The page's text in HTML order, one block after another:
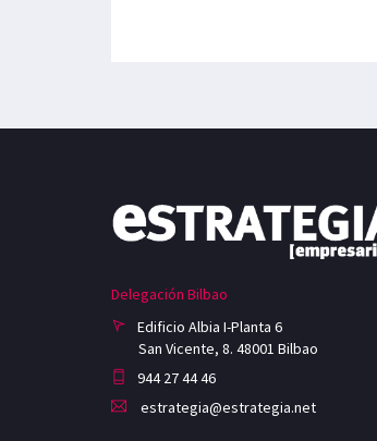
Delegación Bilbao
Edificio Albia I-Planta 6
San Vicente, 8. 48001 Bilbao
944 27 44 46
estrategia@estrategia.net